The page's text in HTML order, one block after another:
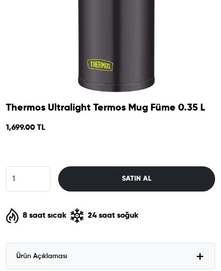
Thermos Ultralight Termos Mug Füme 0.35 L
1,699.00 TL
SATIN AL
8 saat sıcak 24 saat soğuk
Ürün Açıklaması